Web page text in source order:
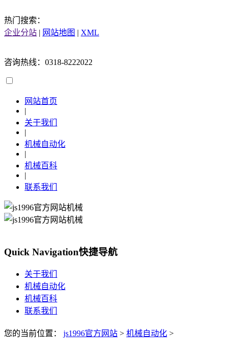
热门搜索：
企业分站 | 网站地图 | XML
咨询热线：0318-8222022
网站首页
|
关于我们
|
机械自动化
|
机械百科
|
联系我们
Quick Navigation快捷导航
关于我们
机械自动化
机械百科
联系我们
您的当前位置： js1996官方网站 > 机械自动化 >